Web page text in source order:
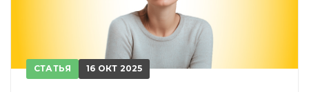
СТАТЬЯ 16 ОКТ 2025